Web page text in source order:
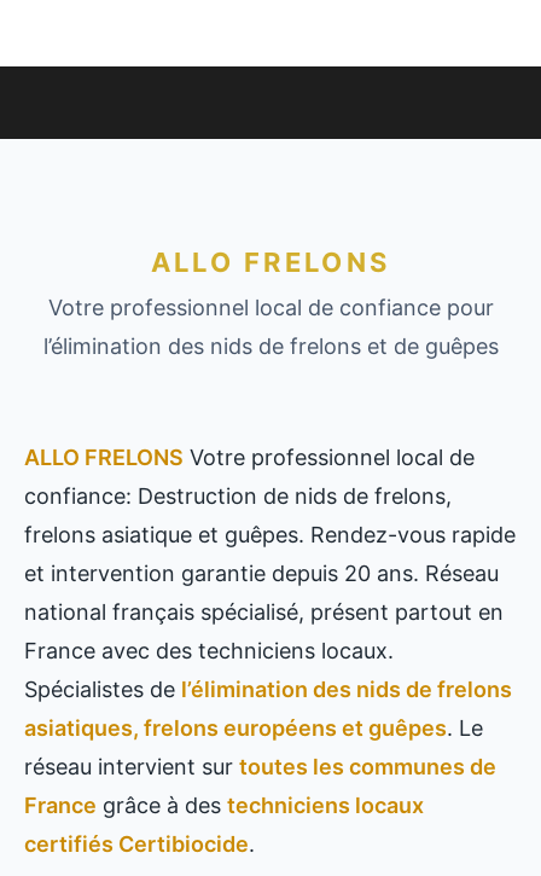
ALLO FRELONS
Votre professionnel local de confiance pour
l’élimination des nids de frelons et de guêpes
ALLO FRELONS Votre professionnel local de
confiance: Destruction de nids de frelons,
frelons asiatique et guêpes. Rendez-vous rapide
et intervention garantie depuis 20 ans. Réseau
national français spécialisé, présent partout en
France avec des techniciens locaux.
Spécialistes de l’élimination des nids de frelons
asiatiques, frelons européens et guêpes. Le
réseau intervient sur toutes les communes de
France grâce à des techniciens locaux
certifiés Certibiocide.